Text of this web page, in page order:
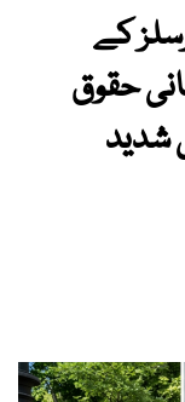
کے
حقوق
شدید